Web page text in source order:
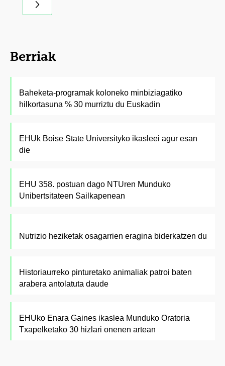
Berriak
Baheketa-programak koloneko minbiziagatiko
hilkortasuna % 30 murriztu du Euskadin
EHUk Boise State Universityko ikasleei agur esan
die
EHU 358. postuan dago NTUren Munduko
Unibertsitateen Sailkapenean
Nutrizio heziketak osagarrien eragina biderkatzen du
Historiaurreko pinturetako animaliak patroi baten
arabera antolatuta daude
EHUko Enara Gaines ikaslea Munduko Oratoria
Txapelketako 30 hizlari onenen artean